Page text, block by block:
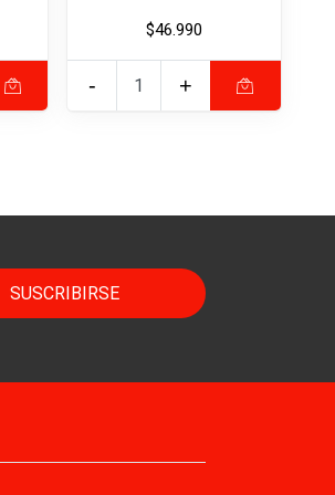
$46.990
+
-
SUSCRIBIRSE